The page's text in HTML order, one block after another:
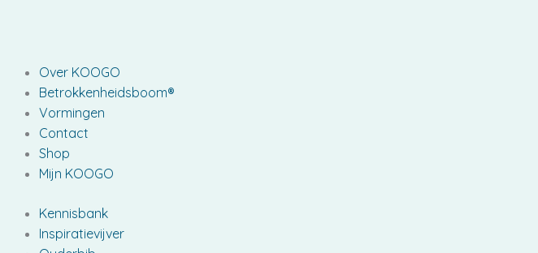
Over KOOGO
Betrokkenheidsboom®
Vormingen
Contact
Shop
Mijn KOOGO
Kennisbank
Inspiratievijver